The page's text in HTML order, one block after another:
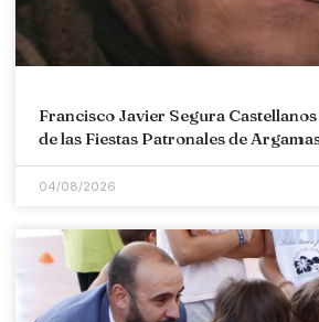
Francisco Javier Segura
de las Fiestas Patronales de
04/08/2026